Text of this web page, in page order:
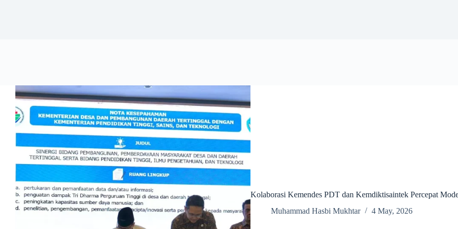
Kolaborasi Kemendes PDT dan Kemdiktisaintek Percepat
Muhammad Hasbi Mukhtar
4 May, 2026